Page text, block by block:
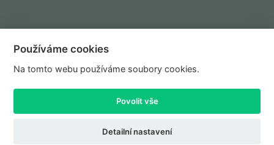
Copyright © 2017,Fazzini.sk
Prepnúť do klasického zobrazenia
Tvorba webu Shopea.cz
Upravit nastavenie cookies
Používáme cookies
Na tomto webu používáme soubory cookies.
Povolit vše
Detailní nastavení